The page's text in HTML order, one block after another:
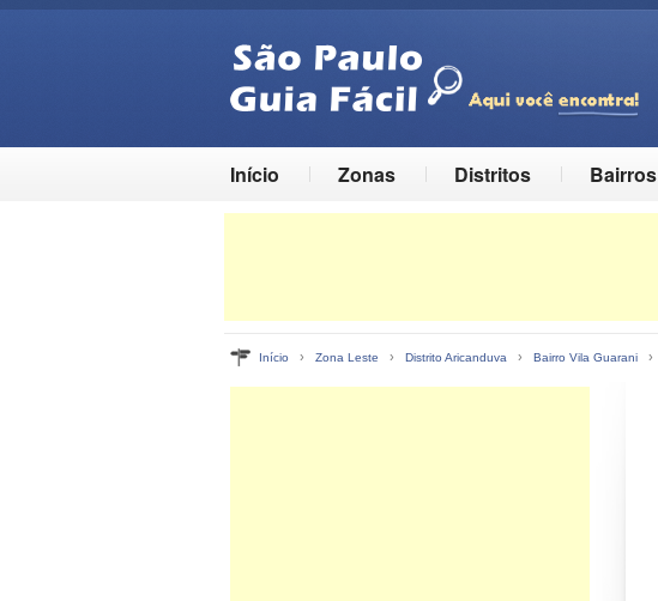
Início Zonas Distritos Bairros
Início › Zona Leste › Distrito Aricanduva › Bairro Vila Guarani ›